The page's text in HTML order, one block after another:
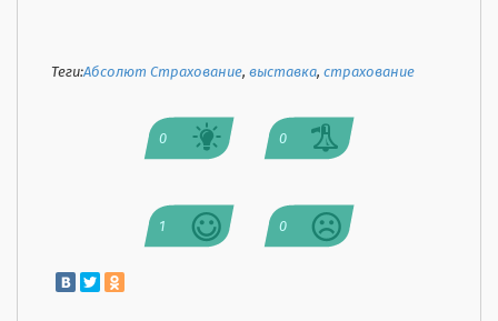
Теги:Абсолют Страхование,выставка,страхование
0 0
1 0